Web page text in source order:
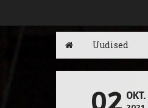
Uudised
OKT.